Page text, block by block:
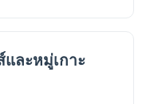
และหมู่เกาะ